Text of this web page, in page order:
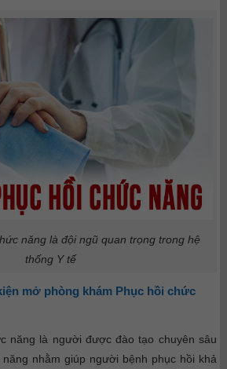
năng là đội ngũ quan trọng trong hệ
thống Y tế
mở phòng khám Phục hồi chức
năng là người được đào tạo chuyên sâu
nhằm giúp người bệnh phục hồi khả